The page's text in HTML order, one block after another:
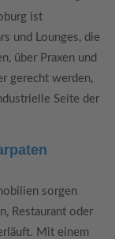
ist
und Lounges, die
über Praxen und
gerecht werden,
Seite der
sorgen
Restaurant oder
Mit einem